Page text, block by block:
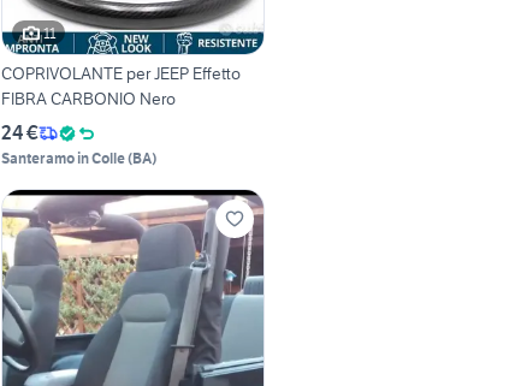
11
COPRIVOLANTE per JEEP Effetto
FIBRA CARBONIO Nero
24 €
Santeramo in Colle(BA)